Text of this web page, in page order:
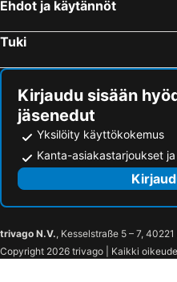
Ehdot ja käytännöt
Tuki
Kirjaudu sisään
jäsenedut
Yksilöity käyttökokemus
Kanta-asiakastarjoukset
trivago N.V., Kesselstraße 5 – 7,
Copyright 2026 trivago | Kaikki